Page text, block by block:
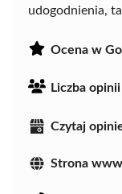
udogodnienia,
Ocena w
Liczba
Czytaj
Strona